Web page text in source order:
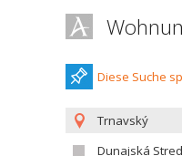
Diese Suche
Trnavský
Dunajská